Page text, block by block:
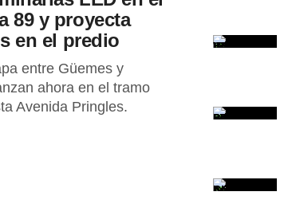
89 y proyecta
en el predio
entre Güemes y
ahora en el tramo
Avenida Pringles.